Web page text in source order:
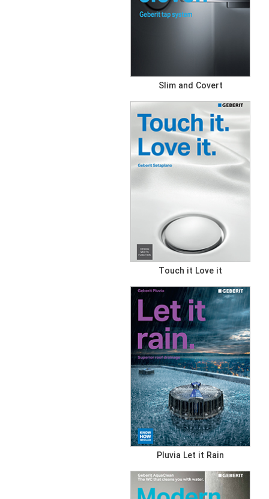
Slim and Covert
Touch it Love it
Pluvia Let it Rain